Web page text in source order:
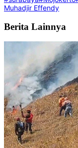
Muhadjir Effendy
Berita Lainnya